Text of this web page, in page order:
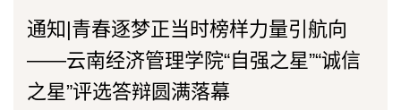
通知|青春逐梦正当时榜样力量引航向
——云南经济管理学院“自强之星”“诚信
之星”评选答辩圆满落幕